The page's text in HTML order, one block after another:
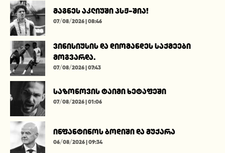
მაგნეს აკლიუში პსჟ-შია!
07/08/2026 | 08:46
ვინისიუსის და დიომანდეს საქმეები
მოგვარდა.
07/08/2026 | 07:43
საზონოვის ტაიმი ხეტაფეში
07/08/2026 | 01:06
ინფანტინოს ბოდიში და მუქარა
06/08/2026 | 09:34